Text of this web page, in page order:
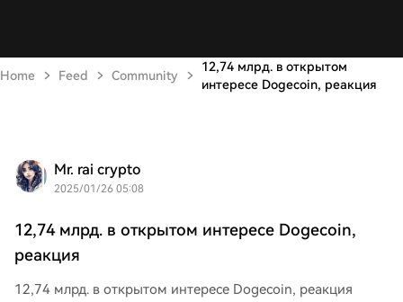
Home Feed Community
12,74 млрд. в открытом
интересе Dogecoin, реакция
Mr. rai crypto
2025/01/26 05:08
12,74 млрд. в открытом интересе Dogecoin,
реакция
12,74 млрд. в открытом интересе Dogecoin, реакция